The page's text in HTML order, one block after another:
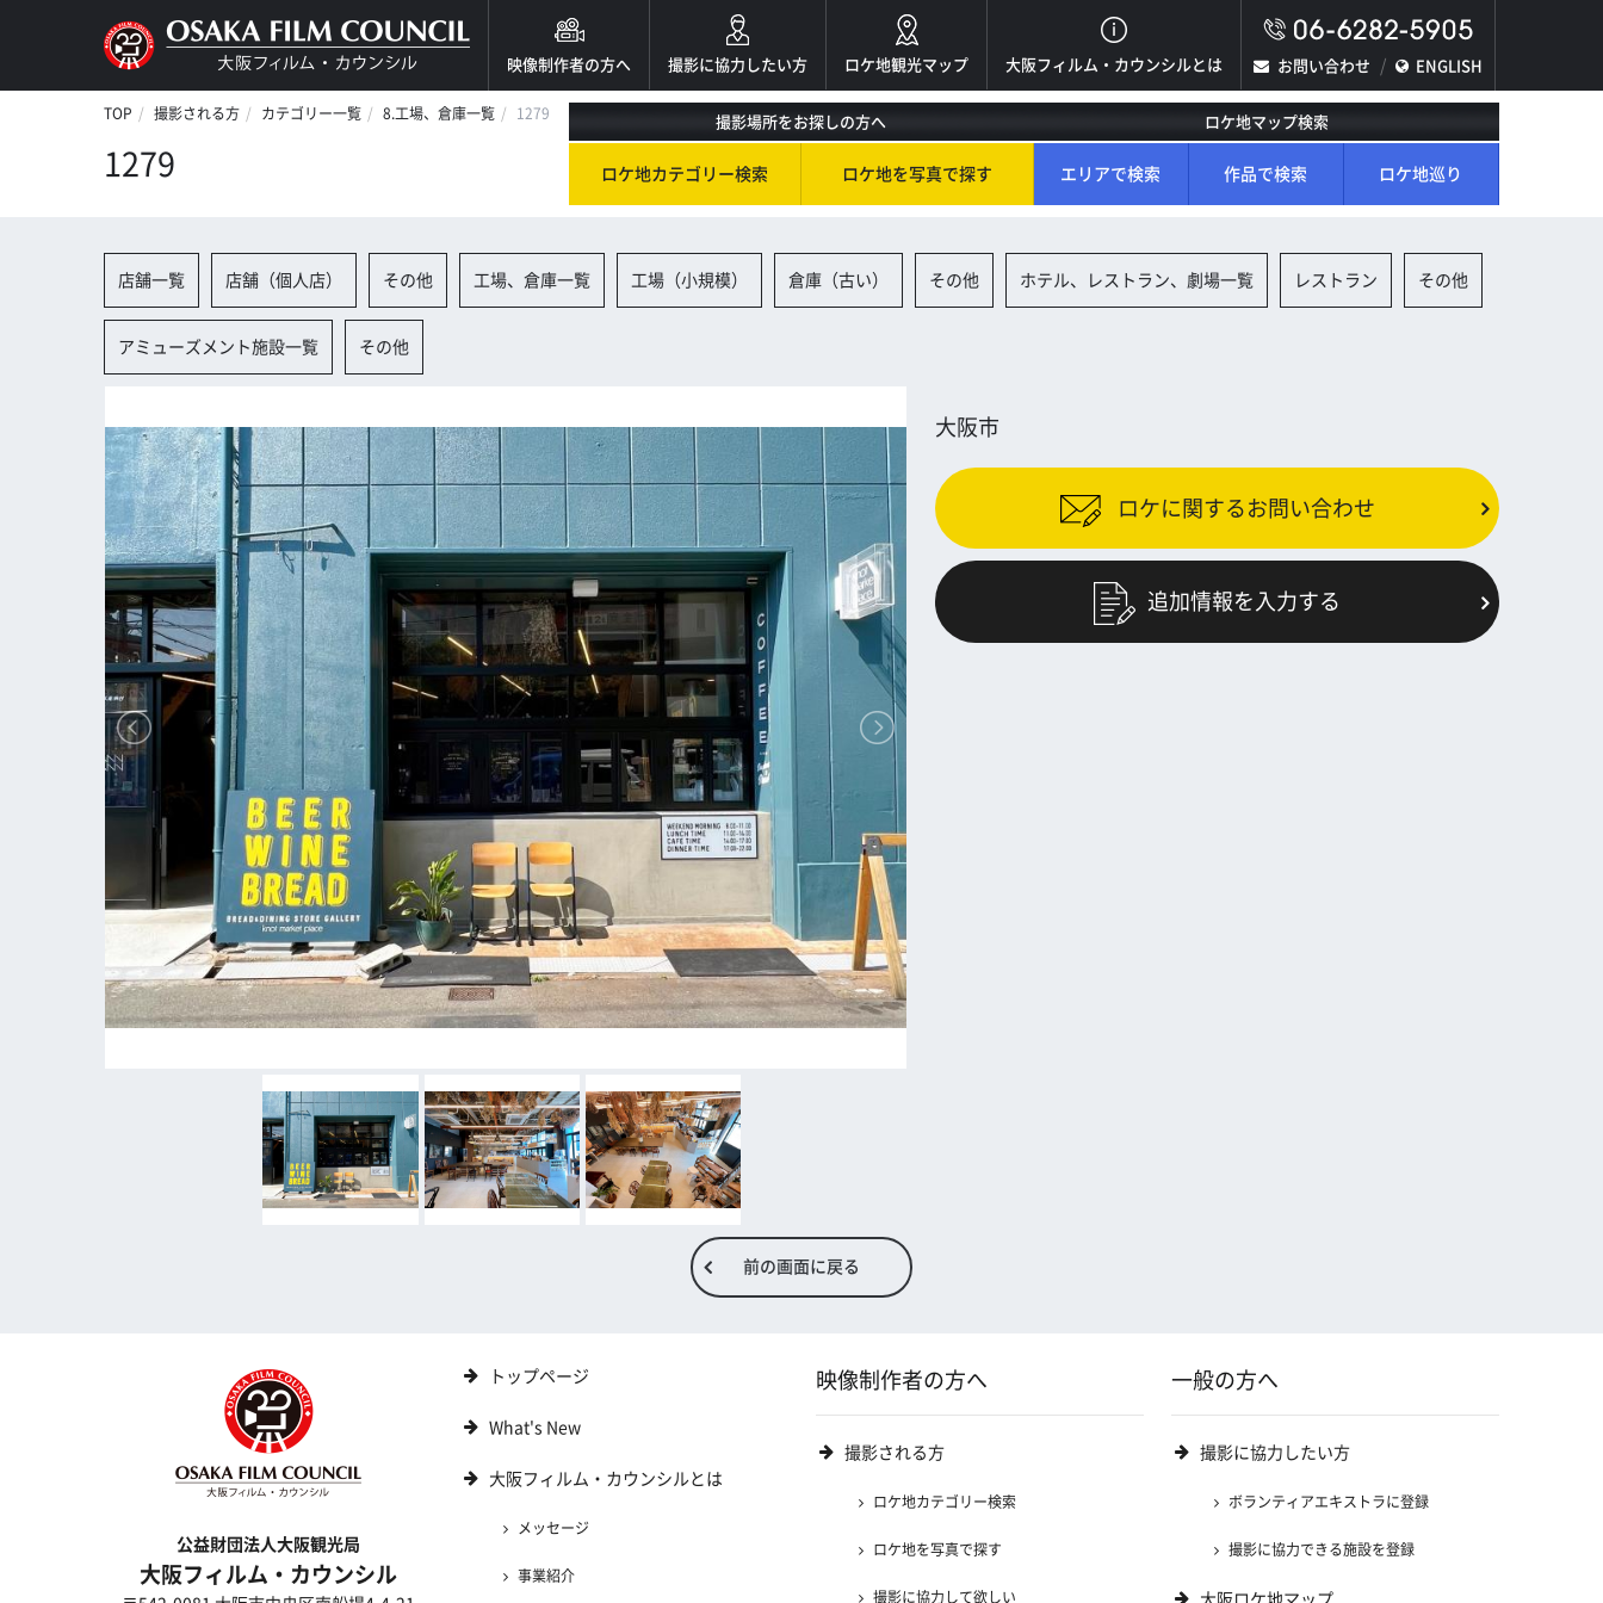
映像制作者の方へ 撮影に協力したい方 ロケ地観光マップ 大阪フィルム・カウンシルとは お問い合わせ ENGLISH
TOP 撮影される方 カテゴリー一覧 8.工場、倉庫一覧 1279
1279
撮影場所をお探しの方へ
ロケ地カテゴリー検索 ロケ地を写真で探す
ロケ地マップ検索
エリアで検索 作品で検索 ロケ地巡り
店舗一覧 店舗（個人店） その他 工場、倉庫一覧 工場（小規模） 倉庫（古い） その他 ホテル、レストラン、劇場一覧 レストラン その他
アミューズメント施設一覧 その他
大阪市
ロケに関するお問い合わせ
追加情報を入力する
前の画面に戻る
公益財団法人大阪観光局
大阪フィルム・カウンシル
トップページ
What's New
大阪フィルム・カウンシルとは
メッセージ
事業紹介
映像制作者の方へ
撮影される方
ロケ地カテゴリー検索
ロケ地を写真で探す
撮影に協力して欲しい
一般の方へ
撮影に協力したい方
ボランティアエキストラに登録
撮影に協力できる施設を登録
大阪ロケ地マップ